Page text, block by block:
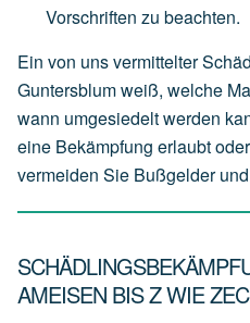
Vorschriften zu beachten.
Ein von uns vermittelter
Guntersblum weiß, welche
wann umgesiedelt werden
eine Bekämpfung erlaubt
vermeiden Sie Bußgelder
AMEISEN BIS Z WIE